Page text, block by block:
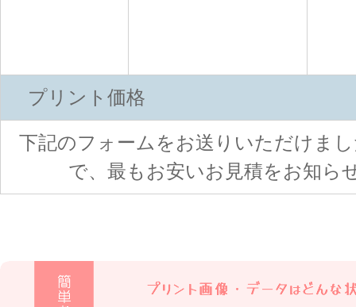
プリント価格
下記のフォームをお送りいただけま
で、最もお安いお見積をお知ら